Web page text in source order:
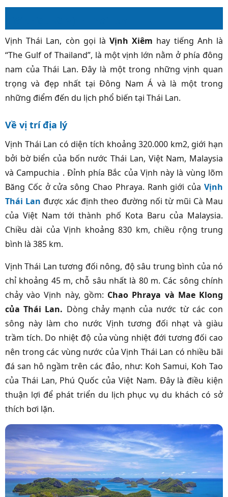
Vịnh Thái Lan, còn gọi làVịnh Xiêm hay tiếng Anh là
“The Gulf of Thailand”, là một vịnh lớn nằm ở phía đông
nam của Thái Lan. Đây là một trong những vịnh quan
trọng và đẹp nhất tại Đông Nam Á và là một trong
những điểm đến du lịch phổ biến tại Thái Lan.
Về vị trí địa lý
Vịnh Thái Lan có diện tích khoảng 320.000 km2, giới hạn
bởi bờ biển của bốn nước Thái Lan, Việt Nam, Malaysia
và Campuchia . Đỉnh phía Bắc của Vịnh này là vùng lõm
Băng Cốc ở cửa sông Chao Phraya. Ranh giới của Vịnh
Thái Lan được xác định theo đường nối từ mũi Cà Mau
của Việt Nam tới thành phố Kota Baru của Malaysia.
Chiều dài của Vịnh khoảng 830 km, chiều rộng trung
bình là 385 km.
Vịnh Thái Lan tương đối nông, độ sâu trung bình của nó
chỉ khoảng 45 m, chỗ sâu nhất là 80 m. Các sông chính
chảy vào Vịnh này, gồm: Chao Phraya và Mae Klong
của Thái Lan. Dòng chảy mạnh của nước từ các con
sông này làm cho nước Vịnh tương đối nhạt và giàu
trầm tích. Do nhiệt độ của vùng nhiệt đới tương đối cao
nên trong các vùng nước của Vịnh Thái Lan có nhiều bãi
đá san hô ngầm trên các đảo, như: Koh Samui, Koh Tao
của Thái Lan, Phú Quốc của Việt Nam. Đây là điều kiện
thuận lợi để phát triển du lịch phục vụ du khách có sở
thích bơi lặn.